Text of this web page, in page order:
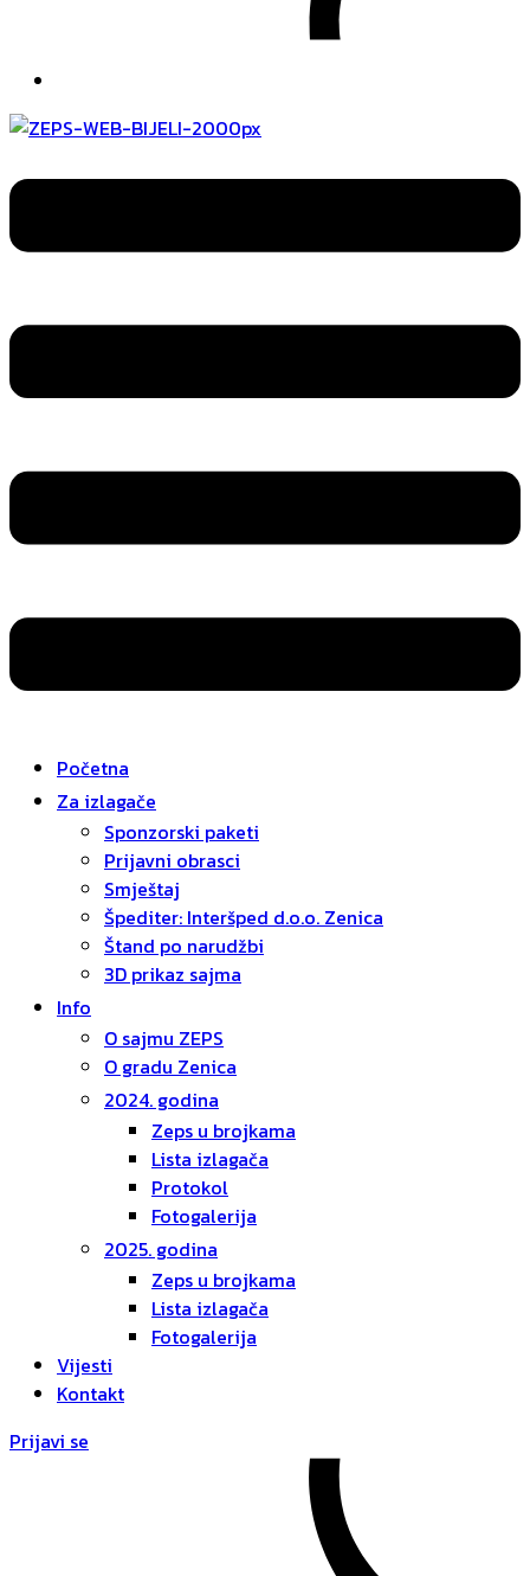
Početna
Za izlagače
Sponzorski paketi
Prijavni obrasci
Smještaj
Špediter: Interšped d.o.o. Zenica
Štand po narudžbi
3D prikaz sajma
Info
O sajmu ZEPS
O gradu Zenica
2024. godina
Zeps u brojkama
Lista izlagača
Protokol
Fotogalerija
2025. godina
Zeps u brojkama
Lista izlagača
Fotogalerija
Vijesti
Kontakt
Prijavi se